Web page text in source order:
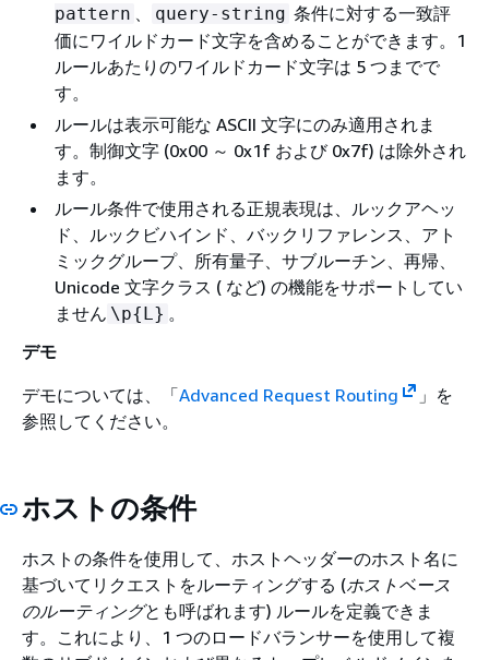
pattern
query-string 条件に対する一致評
価にワイルドカード文字を含めることができます。1
ルールあたりのワイルドカード文字は 5 つまでで
す。
ルールは表示可能な ASCII 文字にのみ適用されま
す。制御文字 (0x00 ～ 0x1f および 0x7f) は除外され
ます。
ルール条件で使用される正規表現は、ルックアヘッ
ド、ルックビハインド、バックリファレンス、アト
ミックグループ、所有量子、サブルーチン、再帰、
Unicode 文字クラス ( など) の機能をサポートしてい
ません \p{L} 。
デモ
デモについては、「Advanced Request Routing
」を
参照してください。
ホストの条件
ホストの条件を使用して、ホストヘッダーのホスト名に
基づいてリクエストをルーティングする (ホストベース
のルーティングとも呼ばれます) ルールを定義できま
す。これにより、1 つのロードバランサーを使用して複